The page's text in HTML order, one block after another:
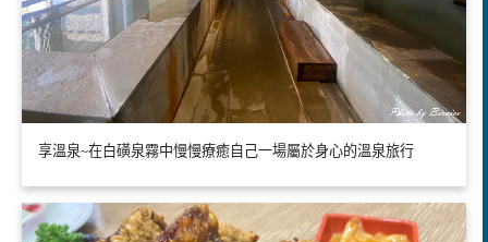
享溫泉~在白磺泉霧中慢慢療癒自己一場屬於身心的溫泉旅行